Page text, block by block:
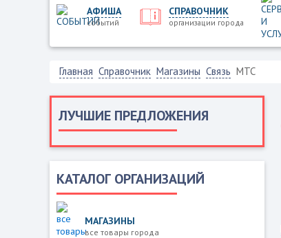
АФИША
событий
СПРАВОЧНИК
организации города
Главная Справочник Магазины Связь МТС
ЛУЧШИЕ ПРЕДЛОЖЕНИЯ
КАТАЛОГ ОРГАНИЗАЦИЙ
МАГАЗИНЫ
все товары города